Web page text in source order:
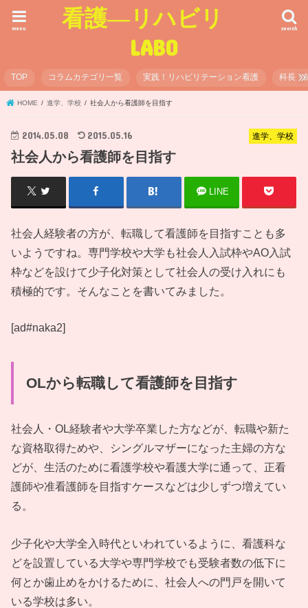
看護―リハビリ
LABO
search
menu
TOP コラムカテゴリ一覧 実践！リハビリテーション看護 科長・
HOME 進学、学校 社会人から看護師を目指す
進学、学校
2014.05.08 2015.05.16
社会人から看護師を目指す
LINE
社会人経験者の方が、転職して看護師を目指すことも多
いようですね。専門学校や大学も社会人入試枠やAO入試
枠などを設けて少子化対策として社会人の受け入れにも
積極的です。そんなことを書いてみました。
[ad#naka2]
OLから転職して看護師を目指す
社会人・OL経験者や大学卒業した方などが、転職や新た
な資格取得ためや、シングルマザーになった主婦の方な
どが、生活のために看護学校や看護大学に通って、正看
護師や准看護師を目指すケースなどは少しずつ増えてい
る。
少子化や大学全入時代といわれているように、看護科な
どを設置している大学や専門学校でも受験者数の低下に
何とか歯止めをかけるために、社会人への門戸を開いて
いる学校は多い。